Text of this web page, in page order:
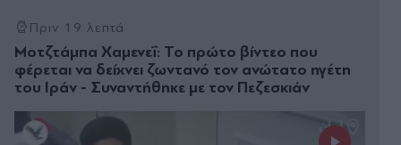
Πριν 19 λεπτά
Μοτζτάμπα Χαμενεΐ: Το πρώτο βίντεο που
φέρεται να δείχνει ζωντανό τον ανώτατο ηγέτη
του Ιράν - Συναντήθηκε με τον Πεζεσκιάν